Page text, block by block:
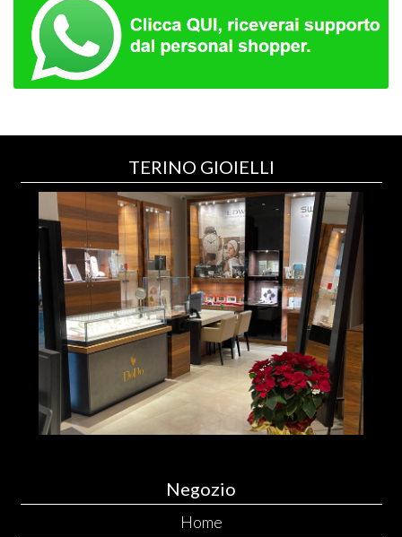
TERINO GIOIELLI
Negozio
Home